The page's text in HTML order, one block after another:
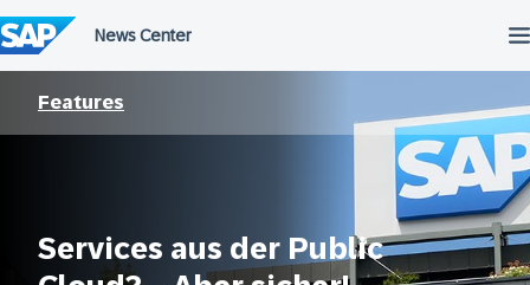
Features
Services aus der Public